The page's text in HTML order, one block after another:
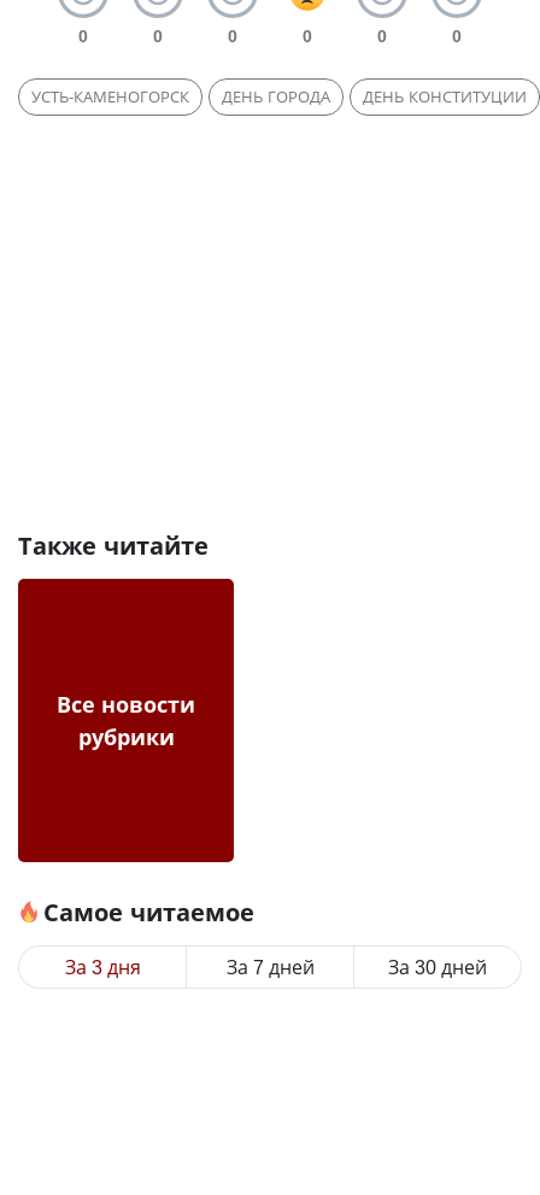
0 0 0 0 0 0
УСТЬ-КАМЕНОГОРСК ДЕНЬ ГОРОДА ДЕНЬ КОНСТИТУЦИИ
Также читайте
Все новости
рубрики
Самое читаемое
За 3 дня За 7 дней За 30 дней